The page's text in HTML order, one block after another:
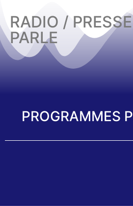
RADIO /
PARLE
PROGRAMMES